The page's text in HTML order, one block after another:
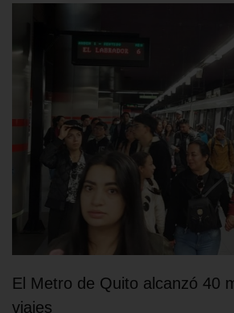
El Metro de Quito alcanzó 40
viajes